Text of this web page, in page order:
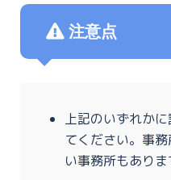
注意点
上記のいずれか
てください。事
い事務所もありま